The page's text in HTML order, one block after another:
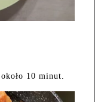
10 minut.